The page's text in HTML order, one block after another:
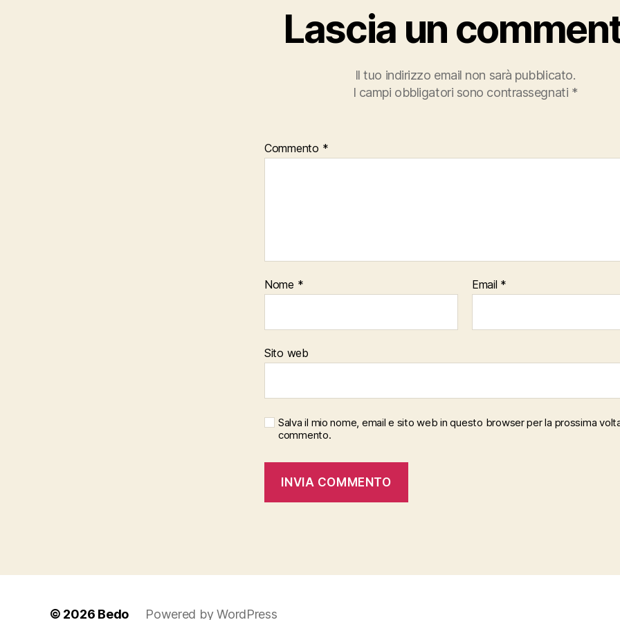
Lascia un
Il tuo indirizzo email non sarà pubblicato.
I campi obbligatori sono contrassegnati *
Commento *
Nome * Email *
Sito web
Salva il mio nome, email e sito web in questo browser per la prossima
commento.
© 2026 Bedo Powered by WordPress